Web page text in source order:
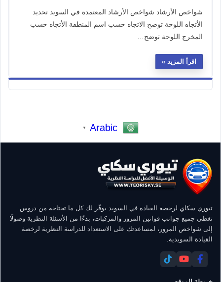
شواخص الأرشاد شواخص الأرشاد المعتمدة في السويد تحديد
الأتجاه اللوحة توضح الاتجاه حسب اسم المنطقة الأتجاه حسب
المخرج اللوحة توضح…
اقرأ المزيد
Arabic
▼
تيوري سكاي لرخصة القيادة في السويد يوفّر لك كل ما تحتاجه من دروس
تغطي جميع جوانب قوانين المرور والمركبات، بدءًا من الأسئلة النظرية وصولًا
إلى شواخص المرور، لمساعدتك على الاستعداد للدراسة النظرية لرخصة
القيادة السويدية.